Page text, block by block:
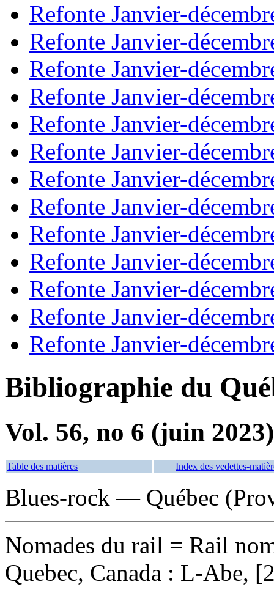
Refonte Janvier-
Refonte Janvier-
Refonte Janvier-
Refonte Janvier-
Refonte Janvier-
Refonte Janvier-
Refonte Janvier-
Refonte Janvier-
Refonte Janvier-
Refonte Janvier-
Refonte Janvier-
Refonte Janvier-
Refonte Janvier-
Bibliographie du
Vol. 56, no 6 (juin 2023)
Table des matières Index des vedettes-
Blues-rock — Québec
Nomades du rail = Rail
Quebec, Canada : L-Abe,